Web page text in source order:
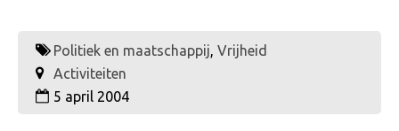
Politiek en maatschappij, Vrijheid
Activiteiten
5 april 2004